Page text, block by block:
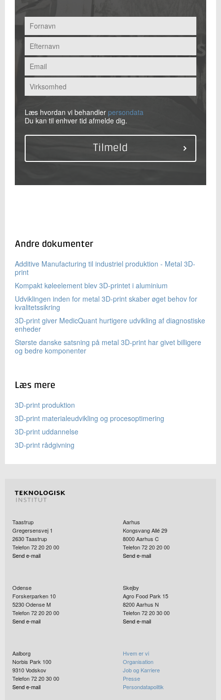
Læs hvordan vi behandler persondata
Du kan til enhver tid afmelde dig.
Andre dokumenter
Additive Manufacturing til industriel produktion - Metal 3D-
print
Kompakt køleelement blev 3D-printet i aluminium
Udviklingen inden for metal 3D-print skaber øget behov for
kvalitetssikring
3D-print giver MedicQuant hurtigere udvikling af diagnostiske
enheder
Største danske satsning på metal 3D-print har givet billigere
og bedre komponenter
Læs mere
3D-print produktion
3D-print materialeudvikling og procesoptimering
3D-print uddannelse
3D-print rådgivning
Taastrup
Gregersensvej 1
2630Taastrup
Telefon 72 20 20 00
Send e-mail
Aarhus
Kongsvang Allé 29
8000Aarhus C
Telefon 72 20 20 00
Send e-mail
Odense
Forskerparken 10
5230Odense M
Telefon 72 20 20 00
Send e-mail
Skejby
Agro Food Park 15
8200Aarhus N
Telefon 72 20 30 00
Send e-mail
Aalborg
Norbis Park 100
9310Vodskov
Telefon 72 20 30 00
Send e-mail
Hvem er vi
Organisation
Job og Karriere
Presse
Persondatapolitik